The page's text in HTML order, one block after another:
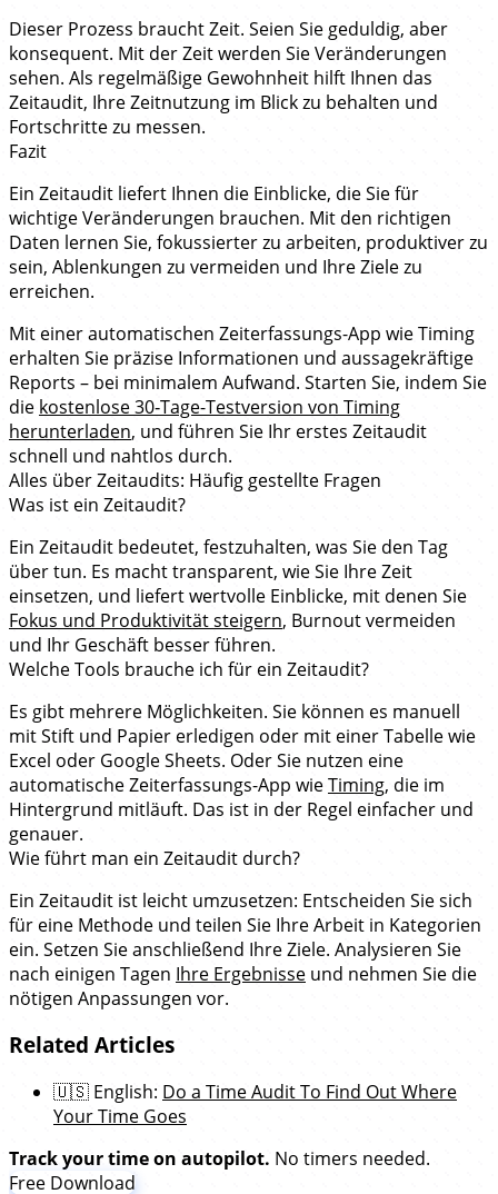
Dieser Prozess braucht Zeit. Seien Sie geduldig, aber
konsequent. Mit der Zeit werden Sie Veränderungen
sehen. Als regelmäßige Gewohnheit hilft Ihnen das
Zeitaudit, Ihre Zeitnutzung im Blick zu behalten und
Fortschritte zu messen.
Fazit
Ein Zeitaudit liefert Ihnen die Einblicke, die Sie für
wichtige Veränderungen brauchen. Mit den richtigen
Daten lernen Sie, fokussierter zu arbeiten, produktiver zu
sein, Ablenkungen zu vermeiden und Ihre Ziele zu
erreichen.
Mit einer automatischen Zeiterfassungs-App wie Timing
erhalten Sie präzise Informationen und aussagekräftige
Reports – bei minimalem Aufwand. Starten Sie, indem Sie
die kostenlose 30‑Tage-Testversion von Timing
herunterladen, und führen Sie Ihr erstes Zeitaudit
schnell und nahtlos durch.
Alles über Zeitaudits: Häufig gestellte Fragen
Was ist ein Zeitaudit?
Ein Zeitaudit bedeutet, festzuhalten, was Sie den Tag
über tun. Es macht transparent, wie Sie Ihre Zeit
einsetzen, und liefert wertvolle Einblicke, mit denen Sie
Fokus und Produktivität steigern, Burnout vermeiden
und Ihr Geschäft besser führen.
Welche Tools brauche ich für ein Zeitaudit?
Es gibt mehrere Möglichkeiten. Sie können es manuell
mit Stift und Papier erledigen oder mit einer Tabelle wie
Excel oder Google Sheets. Oder Sie nutzen eine
automatische Zeiterfassungs-App wieTiming, die im
Hintergrund mitläuft. Das ist in der Regel einfacher und
genauer.
Wie führt man ein Zeitaudit durch?
Ein Zeitaudit ist leicht umzusetzen: Entscheiden Sie sich
für eine Methode und teilen Sie Ihre Arbeit in Kategorien
ein. Setzen Sie anschließend Ihre Ziele. Analysieren Sie
nach einigen Tagen Ihre Ergebnisse und nehmen Sie die
nötigen Anpassungen vor.
Related Articles
🇺🇸 English: Do a Time Audit To Find Out Where
Your Time Goes
Track your time on autopilot. No timers needed.
Free Download